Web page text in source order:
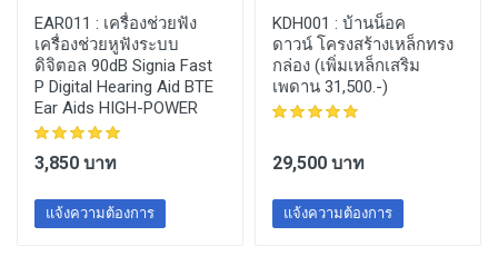
EAR011 : เครื่องช่วยฟัง
เครื่องช่วยหูฟังระบบ
ดิจิตอล 90dB Signia Fast
P Digital Hearing Aid BTE
Ear Aids HIGH-POWER
3,850 บาท
แจ้งความต้องการ
KDH001 : บ้านน็อค
ดาวน์ โครงสร้างเหล็กทรง
กล่อง (เพิ่มเหล็กเสริม
เพดาน 31,500.-)
29,500 บาท
แจ้งความต้องการ